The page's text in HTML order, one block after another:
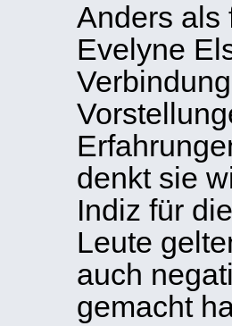
Anders als
Evelyne
denkt sie
Indiz für
Leute
auch
gemacht